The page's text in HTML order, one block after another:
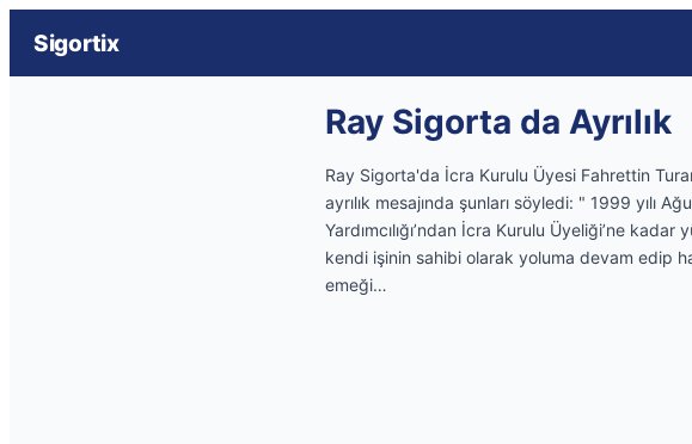
Sigortix
Ray Sigorta da Ayrılık
Ray Sigorta'da İcra Kurulu Üyesi Fahrettin
ayrılık mesajında şunları söyledi: " 1999 yılı
Yardımcılığı’ndan İcra Kurulu Üyeliği’ne
kendi işinin sahibi olarak yoluma devam edip
emeği…